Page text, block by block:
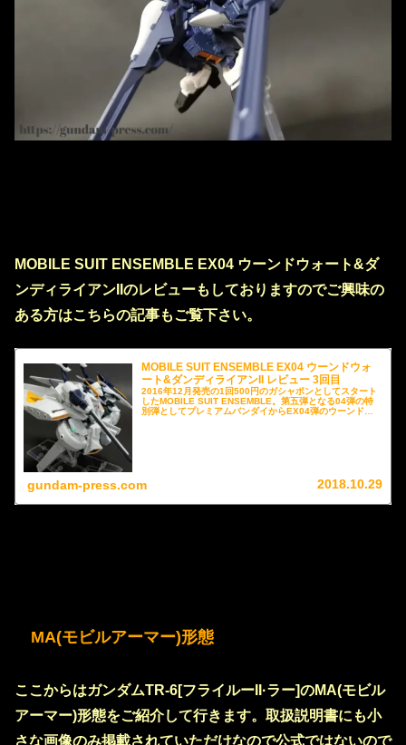
MOBILE SUIT ENSEMBLE EX04 ウーンドウォート&ダ
ンディライアンIIのレビューもしておりますのでご興味の
ある方はこちらの記事もご覧下さい。
MOBILE SUIT ENSEMBLE EX04 ウーンドウォ
ート&ダンディライアンII レビュー 3回目
2016年12月発売の1回500円のガシャポンとしてスタート
したMOBILE SUIT ENSEMBLE。第五弾となる04弾の特
別弾としてプレミアムバンダイからEX04弾のウーンドウ
gundam-press.com 2018.10.29
MA(モビルアーマー)形態
ここからはガンダムTR-6[フライルーII·ラー]のMA(モビル
アーマー)形態をご紹介して行きます。取扱説明書にも小
さな画像のみ掲載されていただけなので公式ではないので